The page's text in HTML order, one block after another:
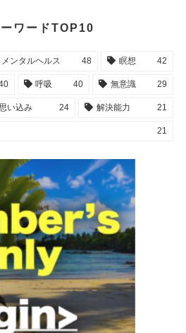
ワードTOP10
メンタルヘルス 48 瞑想 42
呼吸 40 無意識 29
い込み 24 解決能力 21
21